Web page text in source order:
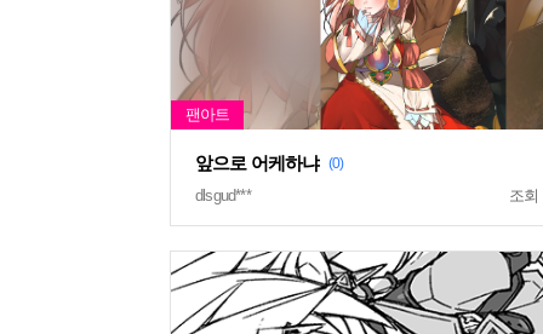
앞으로 어케하냐 (0)
dlsgud*** 조회